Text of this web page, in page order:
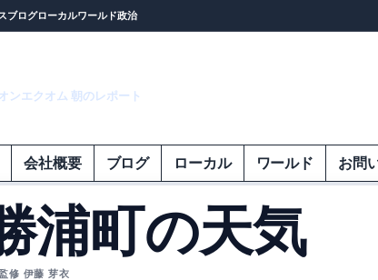
ブログローカルワールド政治
ンエクオム 朝のレポート
会社概要 ブログ ローカル ワールド お問
浦町の天気
修 伊藤 芽衣